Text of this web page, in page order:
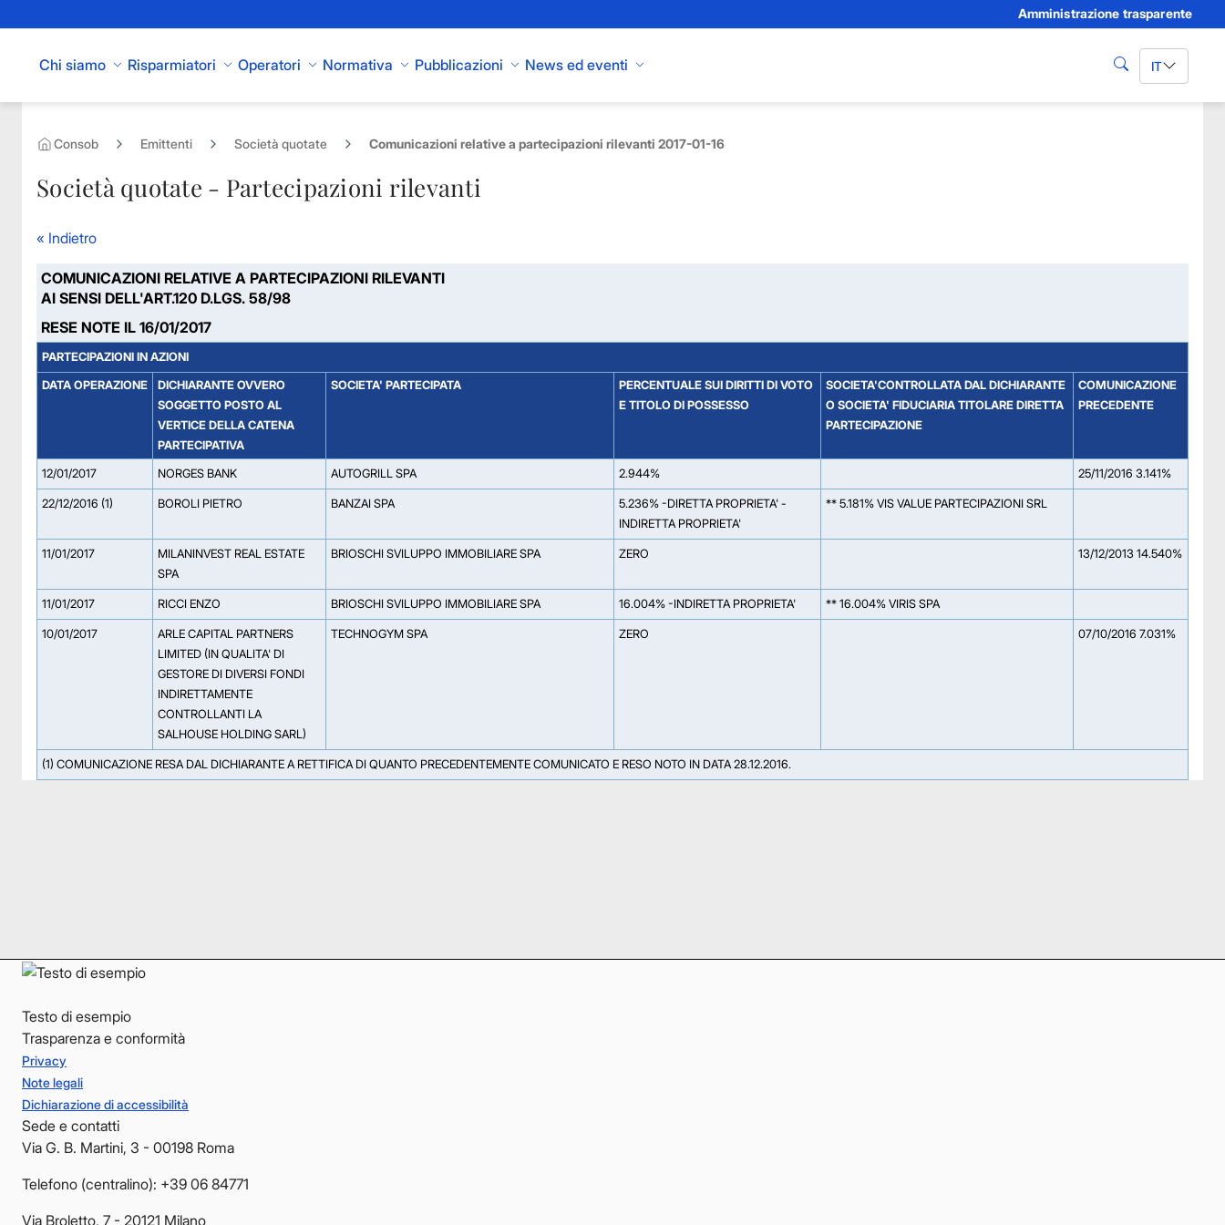
Amministrazione trasparente
Chi siamo Risparmiatori Operatori Normativa Pubblicazioni News ed eventi cerca IT
Consob Emittenti Società quotate Comunicazioni relative a partecipazioni rilevanti 2017-01-16
Società quotate - Partecipazioni rilevanti
« Indietro
COMUNICAZIONI RELATIVE A PARTECIPAZIONI RILEVANTI
AI SENSI DELL'ART.120 D.LGS. 58/98
RESE NOTE IL 16/01/2017
PARTECIPAZIONI IN AZIONI
DATA OPERAZIONE
DICHIARANTE OVVERO
SOGGETTO POSTO AL
VERTICE DELLA CATENA
PARTECIPATIVA
SOCIETA' PARTECIPATA
PERCENTUALE SUI DIRITTI DI VOTO
E TITOLO DI POSSESSO
SOCIETA'CONTROLLATA DAL DICHIARANTE
O SOCIETA' FIDUCIARIA TITOLARE DIRETTA
PARTECIPAZIONE
COMUNICAZIONE
PRECEDENTE
12/01/2017 NORGES BANK AUTOGRILL SPA 2.944% 25/11/2016 3.141%
22/12/2016 (1) BOROLI PIETRO BANZAI SPA
5.236% -DIRETTA PROPRIETA' -
INDIRETTA PROPRIETA'
** 5.181% VIS VALUE PARTECIPAZIONI SRL
11/01/2017
MILANINVEST REAL ESTATE
SPA
BRIOSCHI SVILUPPO IMMOBILIARE SPA ZERO 13/12/2013 14.540%
11/01/2017 RICCI ENZO BRIOSCHI SVILUPPO IMMOBILIARE SPA 16.004% -INDIRETTA PROPRIETA' ** 16.004% VIRIS SPA
10/01/2017
ARLE CAPITAL PARTNERS
LIMITED (IN QUALITA' DI
GESTORE DI DIVERSI FONDI
INDIRETTAMENTE
CONTROLLANTI LA
SALHOUSE HOLDING SARL)
TECHNOGYM SPA ZERO 07/10/2016 7.031%
(1) COMUNICAZIONE RESA DAL DICHIARANTE A RETTIFICA DI QUANTO PRECEDENTEMENTE COMUNICATO E RESO NOTO IN DATA 28.12.2016.
Testo di esempio
Trasparenza e conformità
Privacy
Note legali
Dichiarazione di accessibilità
Sede e contatti
Via G. B. Martini, 3 - 00198 Roma
Telefono (centralino): +39 06 84771
Via Broletto, 7 - 20121 Milano